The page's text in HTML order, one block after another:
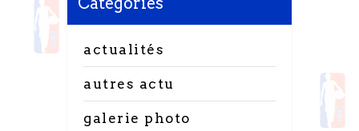
actualités
autres actu
galerie photo